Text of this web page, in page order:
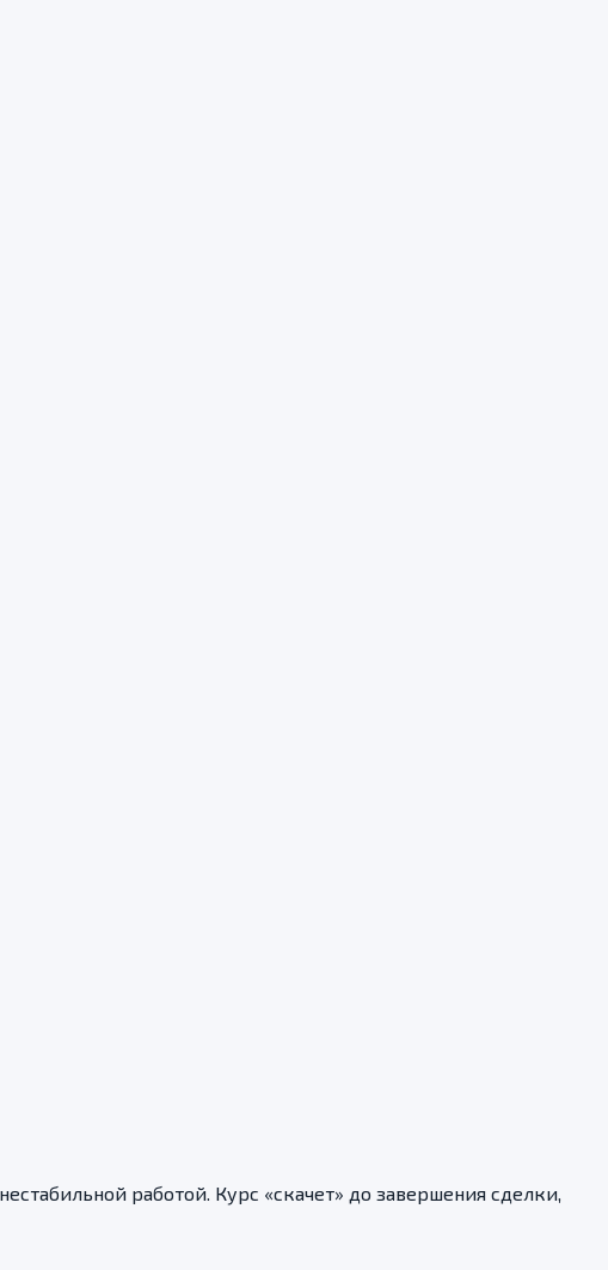
работой. Курс «скачет» до завершения сделки,